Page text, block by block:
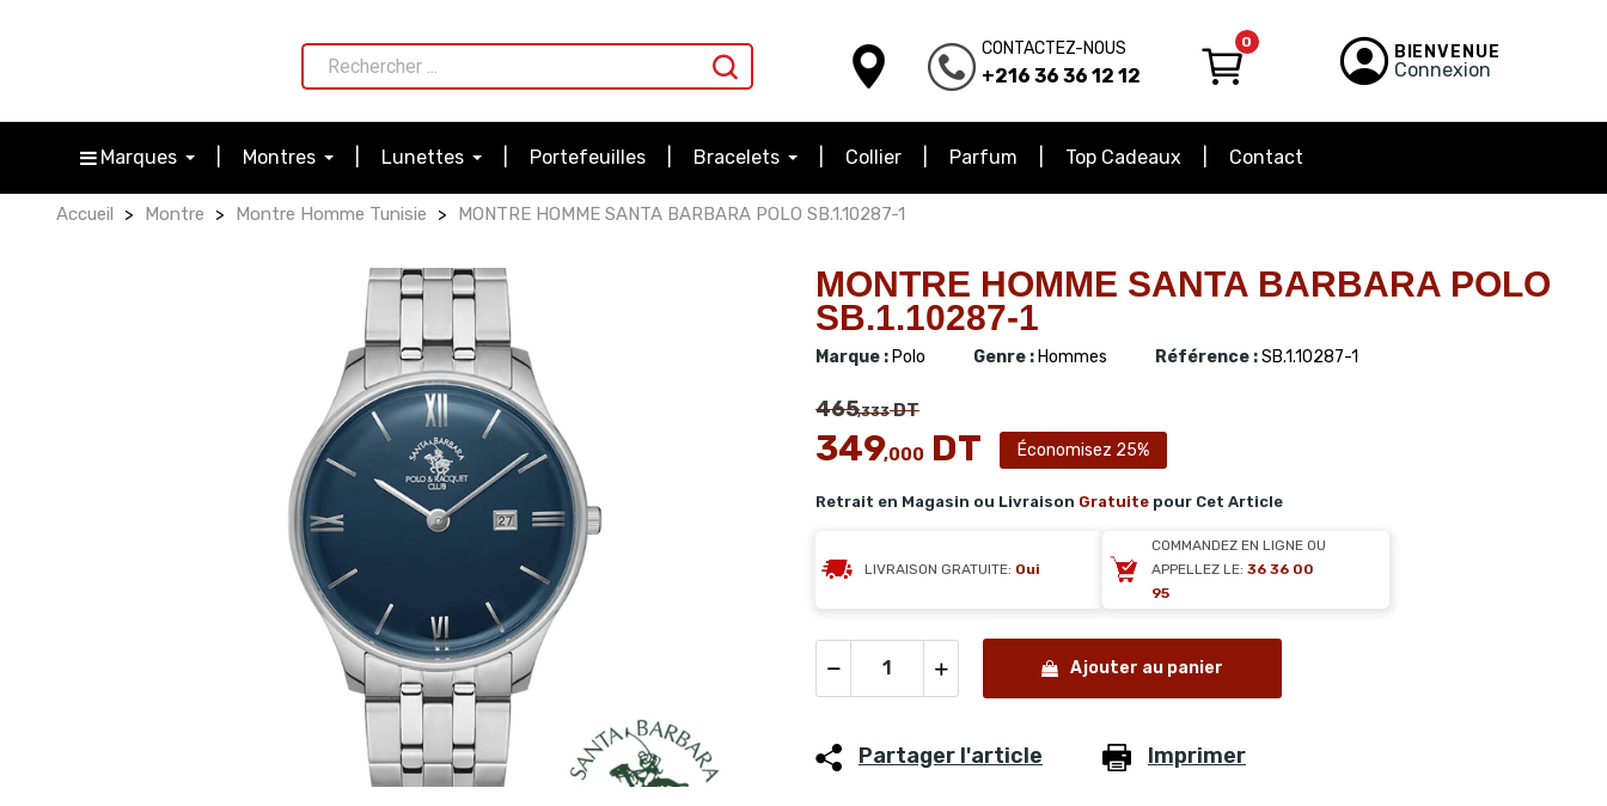
CONTACTEZ-NOUS
+216 36 36 12 12
0 BIENVENUE
Connexion
Marques Montres Lunettes Portefeuilles Bracelets Collier Parfum Top Cadeaux Contact
Accueil Montre Montre Homme Tunisie MONTRE HOMME SANTA BARBARA POLO SB.1.10287-1
MONTRE HOMME SANTA BARBARA POLO
SB.1.10287-1
Marque : Polo Genre : Hommes Référence :SB.1.10287-1
465,333DT
349,000 DT Économisez 25%
Retrait en Magasin ou Livraison Gratuite pour Cet Article
LIVRAISON GRATUITE: Oui
COMMANDEZ EN LIGNE OU
APPELLEZ LE: 36 36 00
95
Ajouter au panier
Partager l'article Imprimer